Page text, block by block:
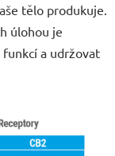
tělo produkuje.
úlohou je
a udržovat